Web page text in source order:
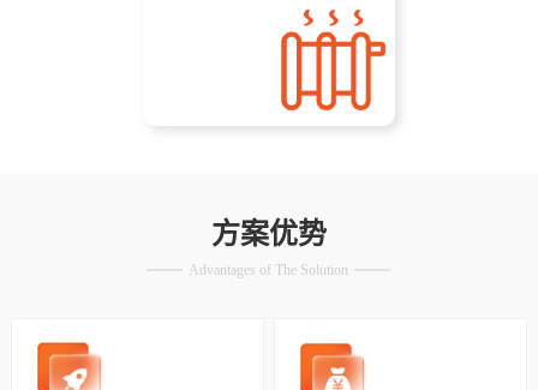
方案优势
Advantages of The Solution